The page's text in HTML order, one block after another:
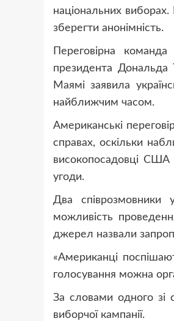
національних
зберегти анонімність.
Переговірна
президента
Маямі заявила
найближчим часом.
Американські
справах, оскільки
високопосадовці США
угоди.
Два співрозмовники
можливість
джерел назвали
«Американці
голосування можна
За словами одного зі
виборчої кампанії.